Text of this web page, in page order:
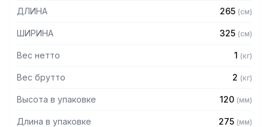
Для уточнения совместимости аксессуаров с
оборудованием просим обратиться к вашим менеджерам.
ДЛИНА 265 (см)
ШИРИНА 325 (см)
Вес нетто 1 (кг)
Вес брутто 2 (кг)
Высота в упаковке 120 (мм)
Длина в упаковке 275 (мм)